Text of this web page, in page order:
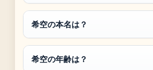
希空の本名は？
希空の年齢は？